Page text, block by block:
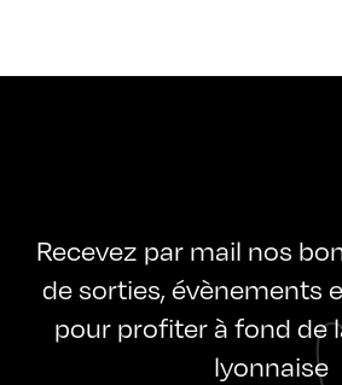
Recevez par mail nos
de sorties, évènements
pour profiter à fond de
lyonnaise